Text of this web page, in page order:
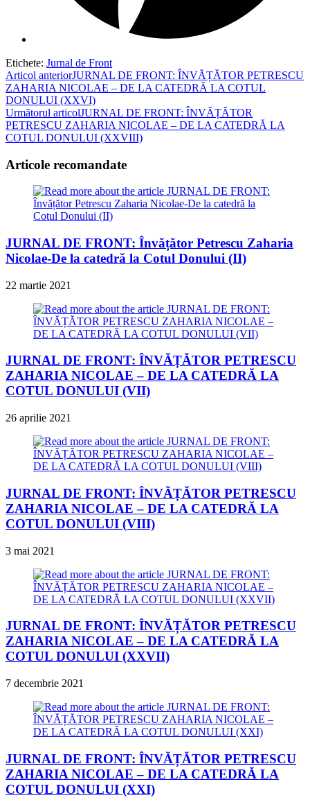
Etichete: Jurnal de Front
Read
more
articles
Articol anteriorJURNAL DE FRONT: ÎNVĂȚĂTOR PETRESCU
ZAHARIA NICOLAE – DE LA CATEDRĂ LA COTUL
DONULUI (XXVI)
Următorul articolJURNAL DE FRONT: ÎNVĂȚĂTOR
PETRESCU ZAHARIA NICOLAE – DE LA CATEDRĂ LA
COTUL DONULUI (XXVIII)
Articole recomandate
JURNAL DE FRONT: Învățător Petrescu Zaharia
Nicolae-De la catedră la Cotul Donului (II)
22 martie 2021
JURNAL DE FRONT: ÎNVĂȚĂTOR PETRESCU
ZAHARIA NICOLAE – DE LA CATEDRĂ LA
COTUL DONULUI (VII)
26 aprilie 2021
JURNAL DE FRONT: ÎNVĂȚĂTOR PETRESCU
ZAHARIA NICOLAE – DE LA CATEDRĂ LA
COTUL DONULUI (VIII)
3 mai 2021
JURNAL DE FRONT: ÎNVĂȚĂTOR PETRESCU
ZAHARIA NICOLAE – DE LA CATEDRĂ LA
COTUL DONULUI (XXVII)
7 decembrie 2021
JURNAL DE FRONT: ÎNVĂȚĂTOR PETRESCU
ZAHARIA NICOLAE – DE LA CATEDRĂ LA
COTUL DONULUI (XXI)